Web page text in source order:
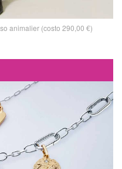
animalier (costo 290,00 €)